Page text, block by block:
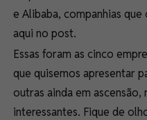
e Alibaba, companhias
aqui no post.
Essas foram as cinco
que quisemos apresentar
outras ainda em
interessantes. Fique de